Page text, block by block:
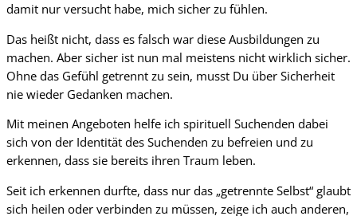
damit nur versucht habe, mich sicher zu fühlen.
Das heißt nicht, dass es falsch war diese Ausbildungen zu
machen. Aber sicher ist nun mal meistens nicht wirklich sicher.
Ohne das Gefühl getrennt zu sein, musst Du über Sicherheit
nie wieder Gedanken machen.
Mit meinen Angeboten helfe ich spirituell Suchenden dabei
sich von der Identität des Suchenden zu befreien und zu
erkennen, dass sie bereits ihren Traum leben.
Seit ich erkennen durfte, dass nur das „getrennte Selbst“ glaubt
sich heilen oder verbinden zu müssen, zeige ich auch anderen,